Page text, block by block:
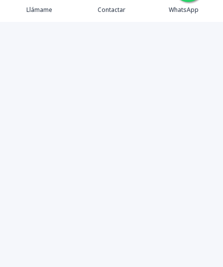
Llámame Contactar WhatsApp